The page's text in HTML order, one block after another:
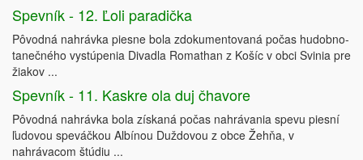
Spevník - 12. Ľoli paradička
Pôvodná nahrávka piesne bola zdokumentovaná počas hudobno-
tanečného vystúpenia Divadla Romathan z Košíc v obci Svinia pre
žiakov ...
Spevník - 11. Kaskre ola duj čhavore
Pôvodná nahrávka bola získaná počas nahrávania spevu piesní
ľudovou speváčkou Albínou Duždovou z obce Žehňa, v
nahrávacom štúdiu ...